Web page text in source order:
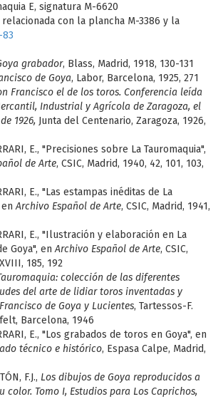
E, signatura M-6620
con la plancha M-3386 y la
83
grabador, Blass, Madrid, 1918, 130-131
de Goya, Labor, Barcelona, 1925, 271
Francisco el de los toros. Conferencia leída
Industrial y Agrícola de Zaragoza, el
1926, Junta del Centenario, Zaragoza, 1926,
E., "Precisiones sobre La Tauromaquia",
de Arte, CSIC, Madrid, 1940, 42, 101, 103,
E., "Las estampas inéditas de La
enArchivo Español de Arte, CSIC, Madrid, 1941,
E., "Ilustración y elaboración en La
Goya", enArchivo Español de Arte, CSIC,
185, 192
colección de las diferentes
del arte de lidiar toros inventadas y
de Goya y Lucientes, Tartessos-F.
Barcelona, 1946
E., "Los grabados de toros en Goya", en
técnico e histórico, Espasa Calpe, Madrid,
F.J., Los dibujos de Goya reproducidos a
color. Tomo I, Estudios para Los Caprichos,